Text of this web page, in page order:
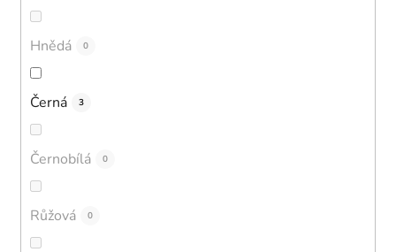
Hnědá 0
Černá 3
Černobílá 0
Růžová 0